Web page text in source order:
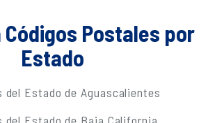
Códigos Postales por
Estado
del Estado de Aguascalientes